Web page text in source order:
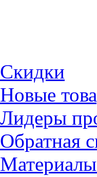
Скидки
Новые
Лидеры
Обратная